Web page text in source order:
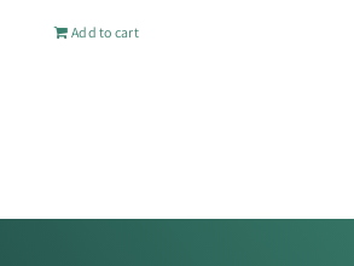
Add to cart